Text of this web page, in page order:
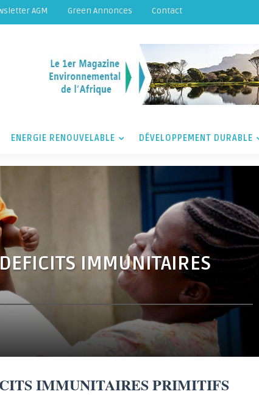
AGM Green Annonces Contact
ENERGIE RENOUVELABLE DÉVELOPPEMENT DURABLE
IMMUNITAIRES
IMMUNITAIRES PRIMITIFS